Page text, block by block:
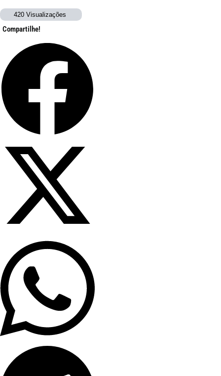
420 Visualizações
Compartilhe!